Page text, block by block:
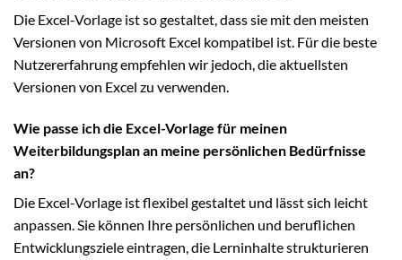
Die Excel-Vorlage ist so gestaltet, dass sie mit den meisten
Versionen von Microsoft Excel kompatibel ist. Für die beste
Nutzererfahrung empfehlen wir jedoch, die aktuellsten
Versionen von Excel zu verwenden.
Wie passe ich die Excel-Vorlage für meinen
Weiterbildungsplan an meine persönlichen Bedürfnisse
an?
Die Excel-Vorlage ist flexibel gestaltet und lässt sich leicht
anpassen. Sie können Ihre persönlichen und beruflichen
Entwicklungsziele eintragen, die Lerninhalte strukturieren